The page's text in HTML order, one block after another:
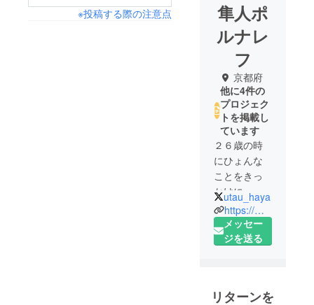
※投稿する際の注意点
隼人ポ
ルナレ
フ
京都府
他に4件の
プロジェク
トを掲載し
ています
２６歳の時
にひょんな
ことをきっ
かけに、東
京のFM局J-
WAVEにてフ
リーランス
utau_haya
https://mazel.pro/
メッセー
ジを送る
リターンを